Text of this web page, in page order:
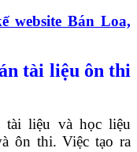
website Bán Loa,
tài liệu ôn thi
tài liệu và học liệu
ôn thi. Việc tạo ra